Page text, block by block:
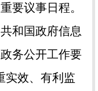
要议事日程。
和国政府信息
务公开工作要
实效、有利监